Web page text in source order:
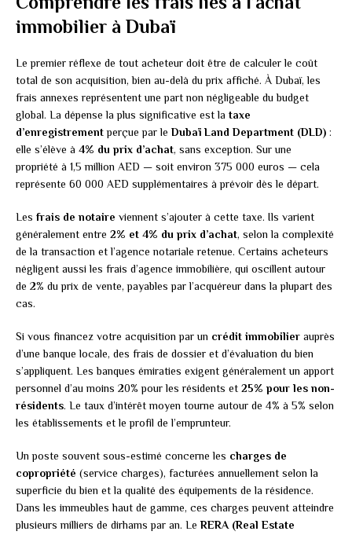
immobilier à Dubaï
Le premier réflexe de tout acheteur doit être de calculer le coût
total de son acquisition, bien au-delà du prix affiché. À Dubaï, les
frais annexes représentent une part non négligeable du budget
global. La dépense la plus significative est la taxe
d’enregistrementperçue par le Dubaï Land Department (DLD) :
elle s’élève à 4% du prix d’achat, sans exception. Sur une
propriété à 1,5 million AED — soit environ 375 000 euros — cela
représente 60 000 AED supplémentaires à prévoir dès le départ.
Les frais de notaire viennent s’ajouter à cette taxe. Ils varient
généralement entre 2% et 4% du prix d’achat, selon la complexité
de la transaction et l’agence notariale retenue. Certains acheteurs
négligent aussi les frais d’agence immobilière, qui oscillent autour
de 2% du prix de vente, payables par l’acquéreur dans la plupart des
cas.
Si vous financez votre acquisition par un crédit immobilier auprès
d’une banque locale, des frais de dossier et d’évaluation du bien
s’appliquent. Les banques émiraties exigent généralement un apport
personnel d’au moins 20% pour les résidents et 25% pour les non-
résidents. Le taux d’intérêt moyen tourne autour de 4% à 5% selon
les établissements et le profil de l’emprunteur.
Un poste souvent sous-estimé concerne les charges de
copropriété (service charges), facturées annuellement selon la
superficie du bien et la qualité des équipements de la résidence.
Dans les immeubles haut de gamme, ces charges peuvent atteindre
plusieurs milliers de dirhams par an. LeRERA (Real Estate